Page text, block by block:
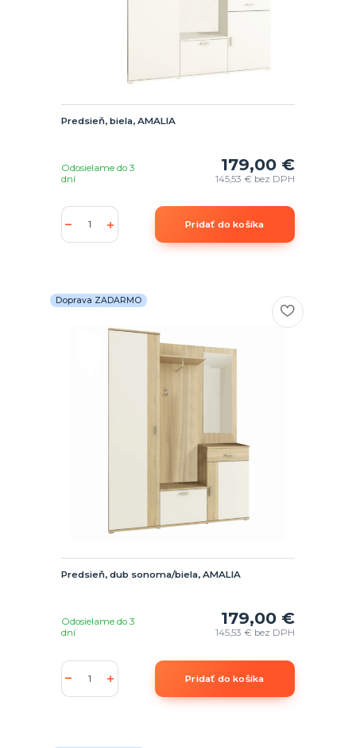
Predsieň, biela, AMALIA
179,00 €
145,53 € bez DPH
Odosielame do 3
dní
Pridať do košíka
Doprava ZADARMO
Predsieň, dub sonoma/biela, AMALIA
179,00 €
145,53 € bez DPH
Odosielame do 3
dní
Pridať do košíka